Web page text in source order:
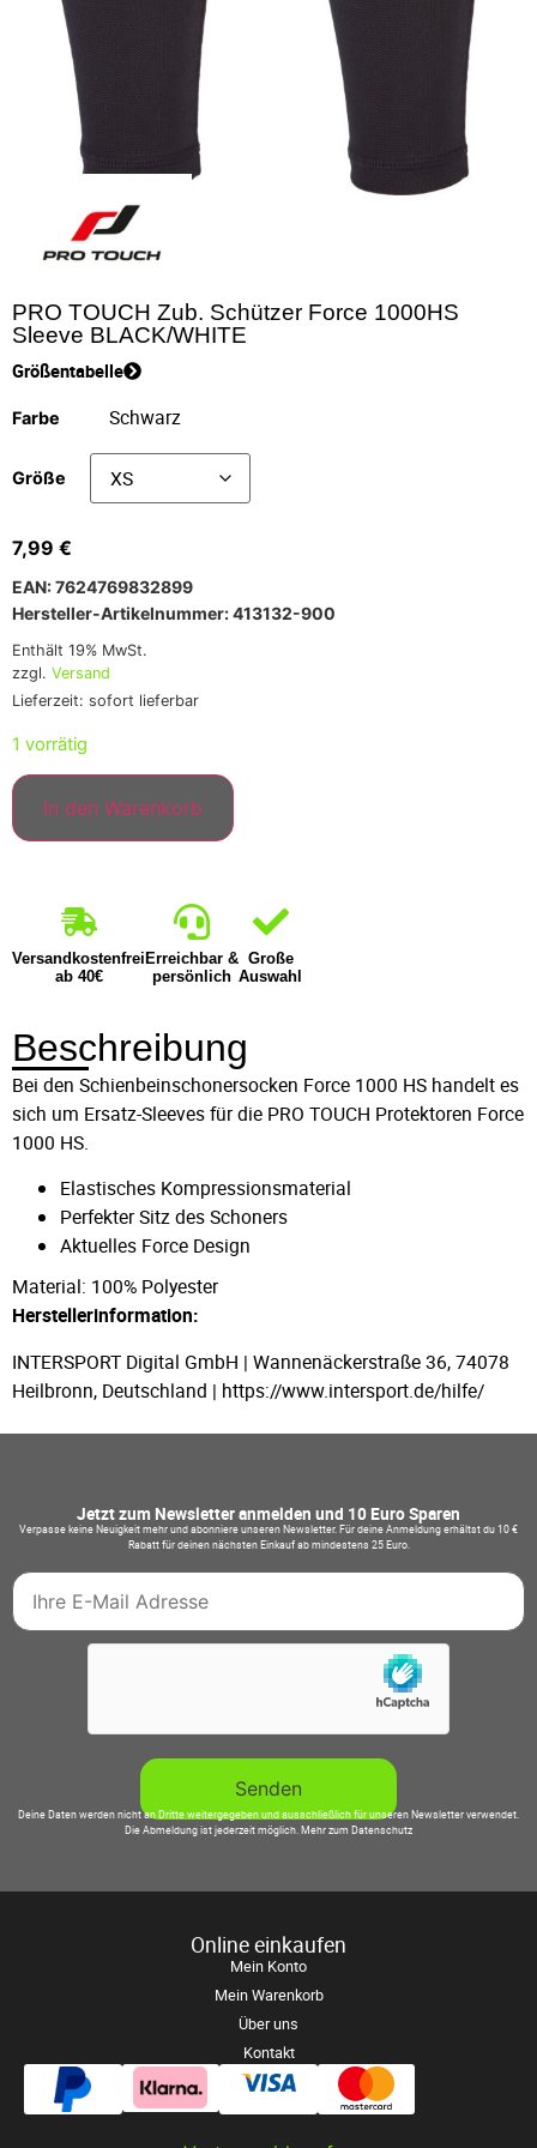
PRO TOUCH Zub. Schützer Force 1000HS
Sleeve BLACK/WHITE
Größentabelle
Farbe
Größe
7,99 €
EAN: 7624769832899
Hersteller-Artikelnummer: 413132-900
Enthält 19% MwSt.
zzgl. Versand
Lieferzeit: sofort lieferbar
1 vorrätig
In den Warenkorb
Versandkostenfrei
ab 40€
Erreichbar &
persönlich
Große
Auswahl
Beschreibung
Bei den Schienbeinschonersocken Force 1000 HS handelt es
sich um Ersatz-Sleeves für die PRO TOUCH Protektoren Force
1000 HS.
Elastisches Kompressionsmaterial
Perfekter Sitz des Schoners
Aktuelles Force Design
Material: 100% Polyester
Herstellerinformation:
INTERSPORT Digital GmbH | Wannenäckerstraße 36, 74078
Heilbronn, Deutschland | https://www.intersport.de/hilfe/
Jetzt zum Newsletter anmelden und 10 Euro Sparen
Verpasse keine Neuigkeit mehr und abonniere unseren Newsletter. Für deine Anmeldung erhältst du 10 €
Rabatt für deinen nächsten Einkauf ab mindestens 25 Euro.
Deine Daten werden nicht an Dritte weitergegeben und ausschließlich für unseren Newsletter verwendet.
Die Abmeldung ist jederzeit möglich.Mehr zum Datenschutz
Online einkaufen
Mein Konto
Mein Warenkorb
Über uns
Kontakt